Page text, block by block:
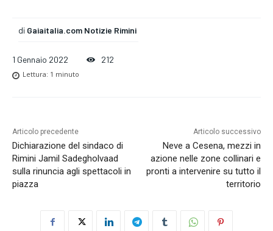
di Gaiaitalia.com Notizie Rimini
1 Gennaio 2022 212
Lettura: 1 minuto
Articolo precedente
Dichiarazione del sindaco di
Rimini Jamil Sadegholvaad
sulla rinuncia agli spettacoli in
piazza
Articolo successivo
Neve a Cesena, mezzi in
azione nelle zone collinari e
pronti a intervenire su tutto il
territorio